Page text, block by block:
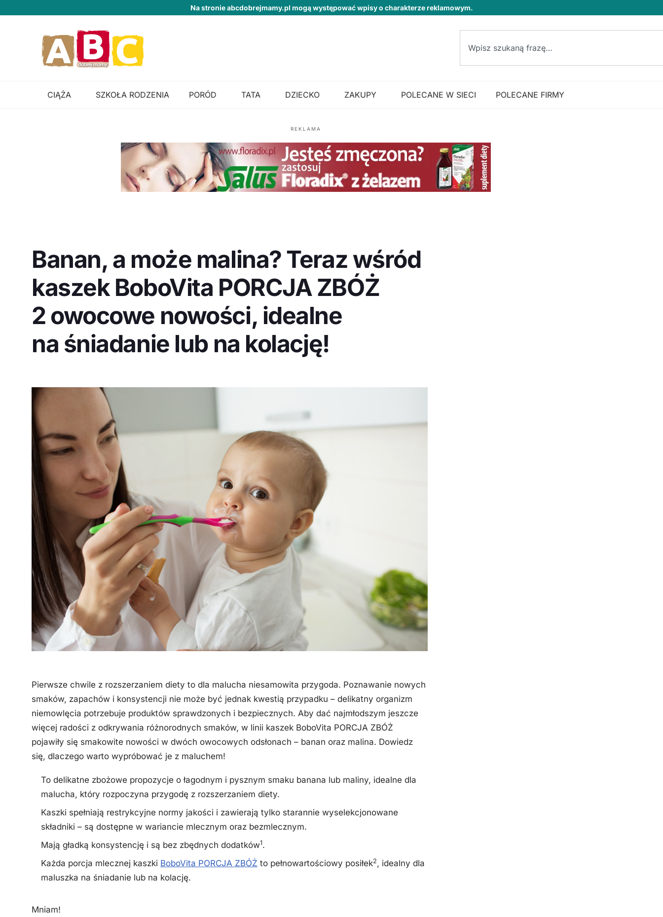
Na stronie abcdobrejmamy.pl mogą występować wpisy o charakterze reklamowym.
CIĄŻA SZKOŁA RODZENIA PORÓD TATA DZIECKO ZAKUPY POLECANE W SIECI POLECANE FIRMY
REKLAMA
Banan, a może malina? Teraz wśród
kaszek BoboVita PORCJA ZBÓŻ
2 owocowe nowości, idealne
na śniadanie lub na kolację!
Pierwsze chwile z rozszerzaniem diety to dla malucha niesamowita przygoda. Poznawanie nowych
smaków, zapachów i konsystencji nie może być jednak kwestią przypadku – delikatny organizm
niemowlęcia potrzebuje produktów sprawdzonych i bezpiecznych. Aby dać najmłodszym jeszcze
więcej radości z odkrywania różnorodnych smaków, w linii kaszek BoboVita PORCJA ZBÓŻ
pojawiły się smakowite nowości w dwóch owocowych odsłonach – banan oraz malina. Dowiedz
się, dlaczego warto wypróbować je z maluchem!
To delikatne zbożowe propozycje o łagodnym i pysznym smaku banana lub maliny, idealne dla
malucha, który rozpoczyna przygodę z rozszerzaniem diety.
Kaszki spełniają restrykcyjne normy jakości i zawierają tylko starannie wyselekcjonowane
składniki – są dostępne w wariancie mlecznym oraz bezmlecznym.
Mają gładką konsystencję i są bez zbędnych dodatków1.
Każda porcja mlecznej kaszki BoboVita PORCJA ZBÓŻ to pełnowartościowy posiłek2, idealny dla
maluszka na śniadanie lub na kolację.
Mniam!